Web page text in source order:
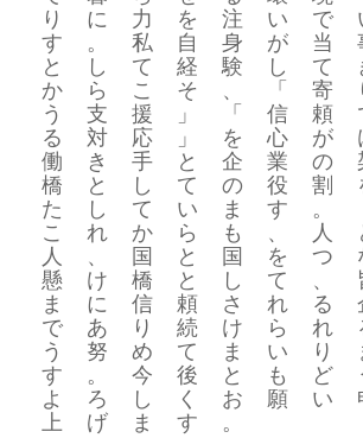
りに力を注いで
す。私自身が当
として経験して
からこそ、「寄
う支援」「信頼
る対応」を心が
働き手と企業の
橋としての役割
たしています。
これからも、人
人、国と国をつ
懸け橋として、
まに信頼される
であり続けられ
う努めてまいり
す。今後ともど
よろしくお願い
上げます。